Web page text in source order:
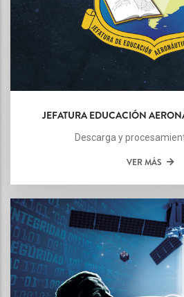
JEFATURA EDUCACIÓN
Descarga y
VER MÁS